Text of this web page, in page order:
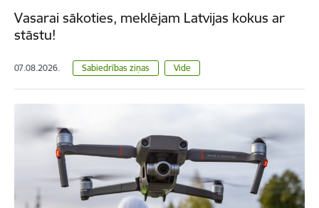
Vasarai sākoties, meklējam Latvijas kokus ar
stāstu!
07.08.2026. Sabiedrības ziņas Vide